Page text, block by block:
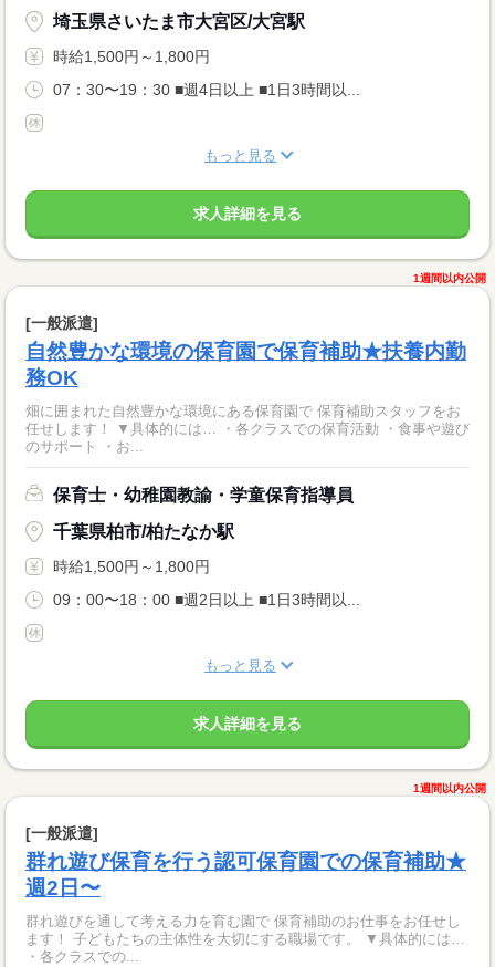
埼玉県さいたま市大宮区/大宮駅
時給1,500円～1,800円
07：30〜19：30 ■週4日以上 ■1日3時間以...
もっと見る
求人詳細を見る
1週間以内公開
[一般派遣]
自然豊かな環境の保育園で保育補助★扶養内勤
務OK
畑に囲まれた自然豊かな環境にある保育園で 保育補助スタッフをお
任せします！ ▼具体的には… ・各クラスでの保育活動 ・食事や遊び
のサポート ・お...
保育士・幼稚園教諭・学童保育指導員
千葉県柏市/柏たなか駅
時給1,500円～1,800円
09：00〜18：00 ■週2日以上 ■1日3時間以...
もっと見る
求人詳細を見る
1週間以内公開
[一般派遣]
群れ遊び保育を行う認可保育園での保育補助★
週2日〜
群れ遊びを通して考える力を育む園で 保育補助のお仕事をお任せし
ます！ 子どもたちの主体性を大切にする職場です。 ▼具体的には…
・各クラスでの...